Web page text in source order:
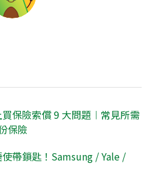
保險索償 9 大問題︱常見所需
保險
帶鎖匙！Samsung / Yale /